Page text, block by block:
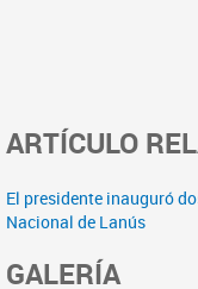
ARTÍCULO
El presidente inauguró
Nacional de Lanús
GALERÍA